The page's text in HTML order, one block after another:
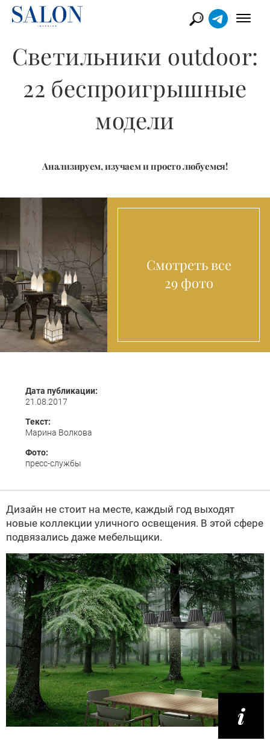
Светильники outdoor:
22 беспроигрышные
модели
Анализируем, изучаем и просто любуемся!
Смотреть все
29 фото
Дата публикации:
21.08.2017
Текст:
Марина Волкова
Фото:
пресс-службы
Дизайн не стоит на месте, каждый год выходят
новые коллекции уличного освещения. В этой сфере
подвязались даже мебельщики.